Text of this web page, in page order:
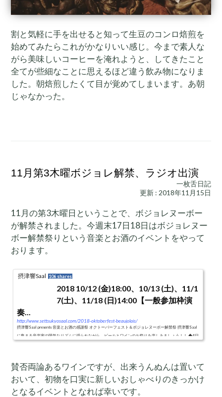
割と気軽に手を出せると知って生豆のコンロ焙煎を
始めてみたらこれがかなりいい感じ。今まで素人な
がら美味しいコーヒーを淹れようと、してきたこと
全てが些細なことに思えるほど違う飲み物になりま
した。朝焙煎したくて目が覚めてしまいます。あ朝
じゃなかった。
11月第3木曜ボジョレ解禁、ラジオ出演
一枚舌日記
更新 : 2018年11月15日
11月の第3木曜日ということで、ボジョレヌーボー
が解禁されました。今週末17日18日はボジョレヌー
ボー解禁祭りという音楽とお酒のイベントをやって
おります。
摂津響Saal 106 shares
2018 10/12 (金)18:00、10/13 (土)、11/1
7(土)、11/18 (日)14:00【一般参加枠演
奏...
http://www.settsukyosaal.com/2018-oktoberfest-beaujolais/
摂津響Saal presents 音楽とお酒の感謝祭 オクトーバーフェスト＆ボジョレヌーボー解禁祭 摂津響Saal
に集まる音楽家の陽気なリズムに揺られながら、ビールとワインのお祭りを楽しみましょう！！ ◆4日
賛否両論あるワインですが、出来うんぬんは置いて
おいて、初物を口実に新しいおしゃべりのきっかけ
となるイベントとなれば幸いです。